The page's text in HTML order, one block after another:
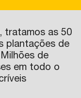
tratamos as 50
plantações de
de
em todo o